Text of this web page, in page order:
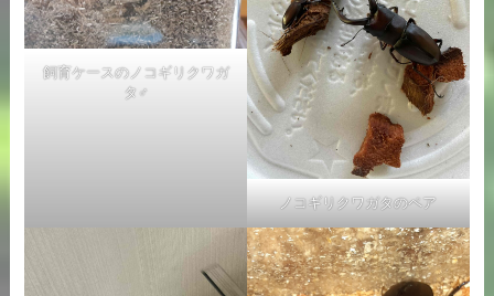
飼育ケースのノコギリクワガ
タ♂
ノコギリクワガタのペア